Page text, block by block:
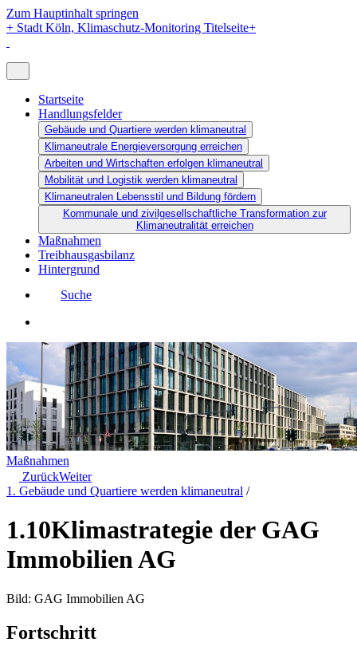
Zum Hauptinhalt springen
+ Stadt Köln, Klimaschutz-Monitoring Titelseite+
Startseite
Handlungsfelder
Gebäude und Quartiere werden klimaneutral
Klimaneutrale Energieversorgung erreichen
Arbeiten und Wirtschaften erfolgen klimaneutral
Mobilität und Logistik werden klimaneutral
Klimaneutralen Lebensstil und Bildung fördern
Kommunale und zivilgesellschaftliche Transformation zur
Klimaneutralität erreichen
Maßnahmen
Treibhausgasbilanz
Hintergrund
Suche
Maßnahmen
ZurückWeiter
1. Gebäude und Quartiere werden klimaneutral /
1.10Klimastrategie der GAG
Immobilien AG
Bild: GAG Immobilien AG
Fortschritt